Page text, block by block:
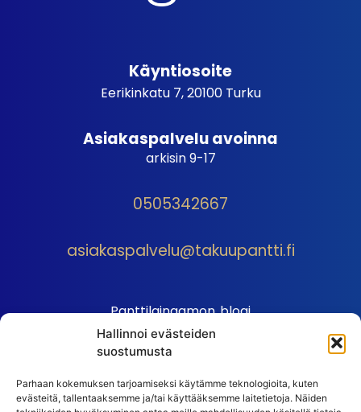
Hallinnoi evästeiden
suostumusta
Parhaan kokemuksen tarjoamiseksi käytämme teknologioita, kuten
evästeitä, tallentaaksemme ja/tai käyttääksemme laitetietoja. Näiden
Käyntiosoite
Eerikinkatu 7, 20100 Turku
Asiakaspalvelu avoinna
arkisin 9-17
0505342667
asiakaspalvelu@takuupantti.fi
Panttilainaamon blogi
Palveluhinnasto
Sopimusehdot
Autopantin sopimusehdot